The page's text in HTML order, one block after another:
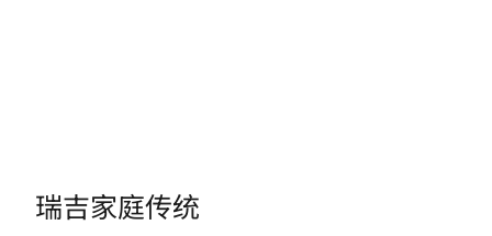
瑞吉家庭传统